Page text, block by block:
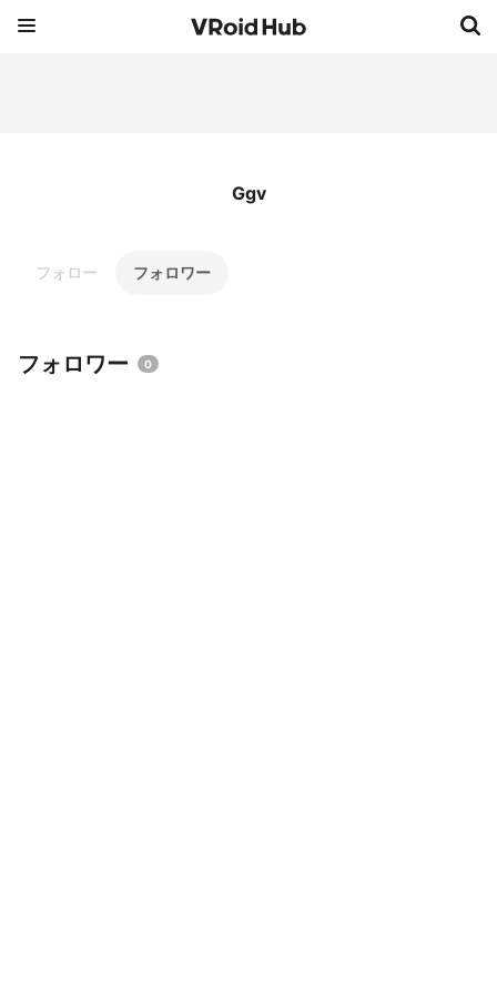
Ggv
フォロー フォロワー
フォロワー 0